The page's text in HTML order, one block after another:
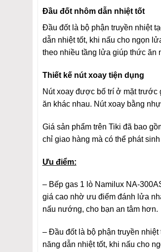
Đầu đốt nhôm dẫn nhiệt tốt
Đầu đốt là bộ phận truyền nhiệt
dẫn nhiệt tốt, khi nấu cho ngọn
theo nhiều tầng lửa giúp thức ăn
Thiết kế nút xoay tiện dụng
Nút xoay được bố trí ở mặt trước
ăn khác nhau. Nút xoay bằng
Giá sản phẩm trên Tiki đã bao
chỉ giao hàng mà có thể phát
Ưu điểm:
– Bếp gas 1 lò Namilux NA-
giá cao nhờ ưu điểm đánh lửa
nấu nướng, cho bạn an tâm hơn.
– Đầu đốt là bộ phận truyền
năng dẫn nhiệt tốt, khi nấu cho